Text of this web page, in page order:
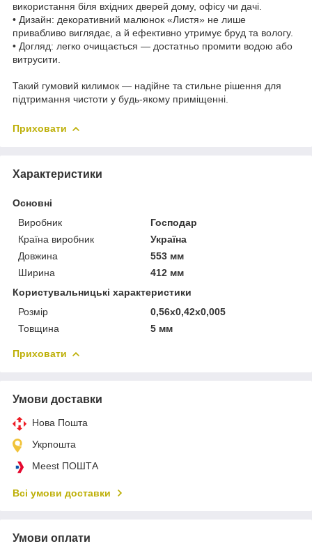
використання біля вхідних дверей дому, офісу чи дачі.
• Дизайн: декоративний малюнок «Листя» не лише
привабливо виглядає, а й ефективно утримує бруд та вологу.
• Догляд: легко очищається — достатньо промити водою або
витрусити.
Такий гумовий килимок — надійне та стильне рішення для
підтримання чистоти у будь-якому приміщенні.
Приховати
Характеристики
Основні
Виробник
Господар
Країна виробник
Україна
Довжина
553 мм
Ширина
412 мм
Користувальницькі характеристики
Розмір
0,56x0,42x0,005
Товщина
5 мм
Приховати
Умови доставки
Нова Пошта
Укрпошта
Meest ПОШТА
Всі умови доставки
Умови оплати